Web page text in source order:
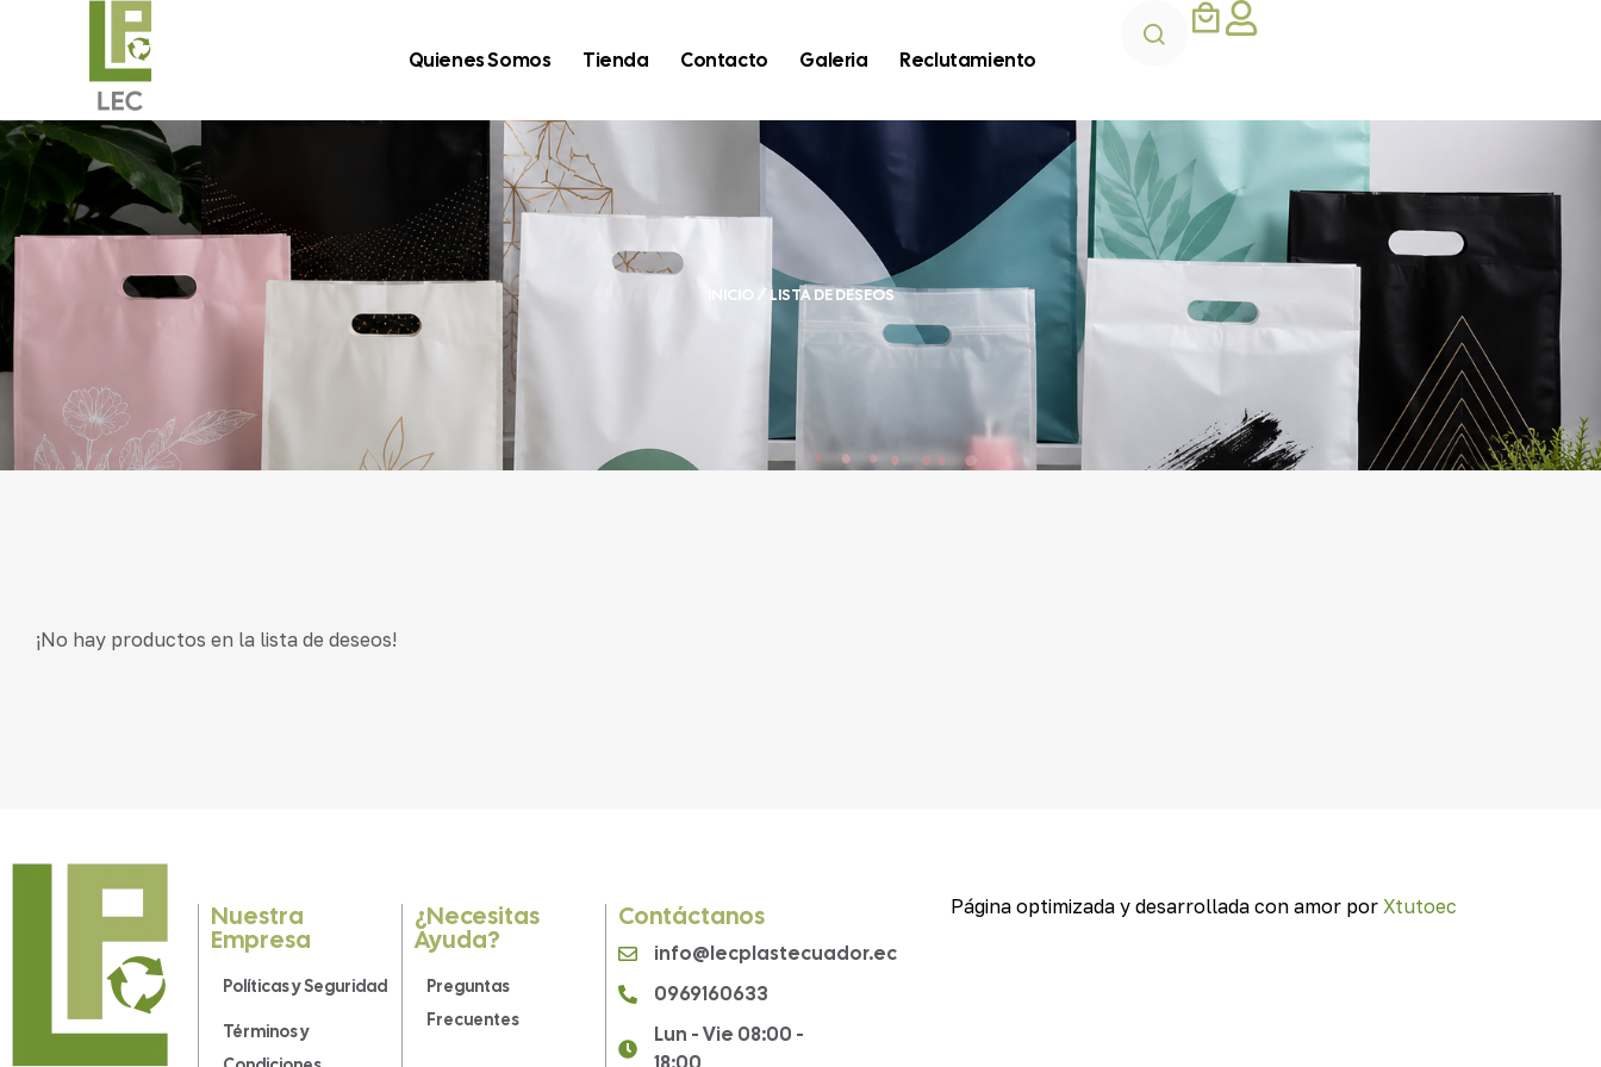
Quienes Somos Tienda Contacto Galeria Reclutamiento
INICIO / LISTA DE DESEOS
¡No hay productos en la lista de deseos!
Nuestra
Empresa
Políticas y Seguridad
Términos y
¿Necesitas
Ayuda?
Preguntas
Frecuentes
Contáctanos
info@lecplastecuador.ec
0969160633
Lun - Vie 08:00 -
Página optimizada y desarrollada con amor por Xtutoec